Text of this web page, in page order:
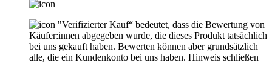
"Verifizierter Kauf“ bedeutet, dass die Bewertung von
Käufer:innen abgegeben wurde, die dieses Produkt tatsächlich
bei uns gekauft haben. Bewerten können aber grundsätzlich
alle, die ein Kundenkonto bei uns haben. Hinweis schließen